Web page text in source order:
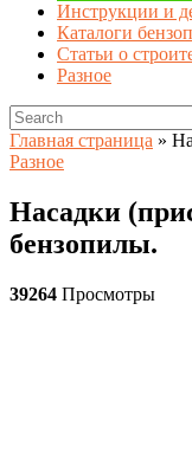
Инструкции и
Каталоги
Статьи о
Разное
Главная страница »
Разное
Насадки
бензопилы.
39264 Просмотры